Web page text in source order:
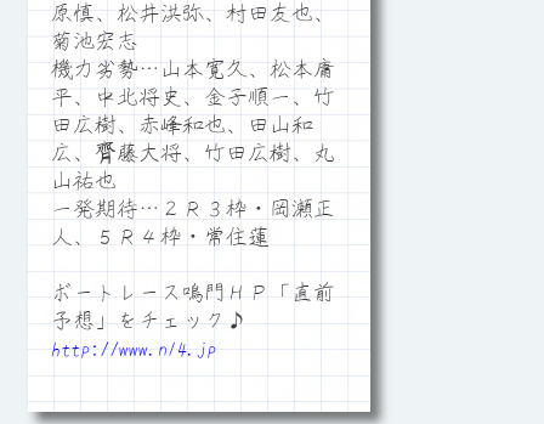
原慎、松井洪弥、村田友也、
菊池宏志
機力劣勢…山本寛久、松本庸
平、中北将史、金子順一、竹
田広樹、赤峰和也、田山和
広、齊藤大将、竹田広樹、丸
山祐也
一発期待…２Ｒ３枠・岡瀬正
人、５Ｒ４枠・常住蓮
ボートレース鳴門ＨＰ「直前
予想」をチェック♪
http://www.n14.jp